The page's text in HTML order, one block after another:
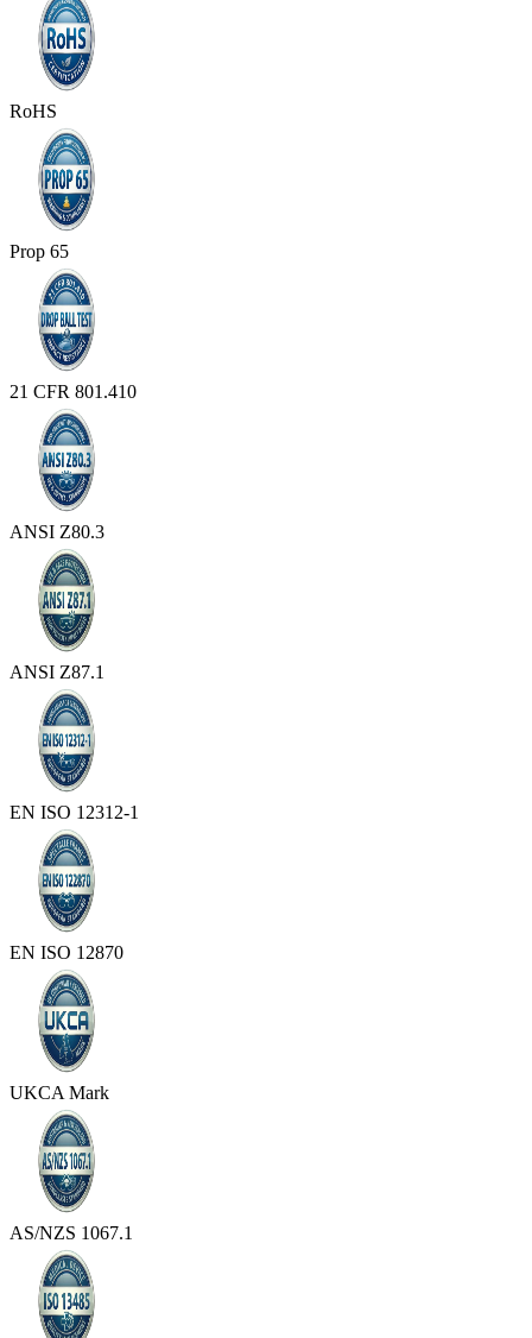
RoHS
Prop 65
21 CFR 801.410
ANSI Z80.3
ANSI Z87.1
EN ISO 12312-1
EN ISO 12870
UKCA Mark
AS/NZS 1067.1